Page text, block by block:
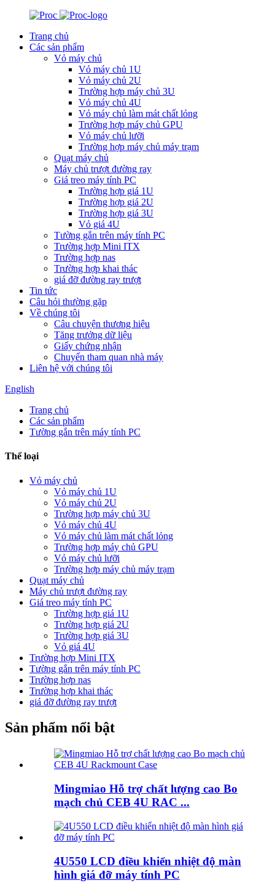
Trang chủ
Các sản phẩm
Vỏ máy chủ
Vỏ máy chủ 1U
Vỏ máy chủ 2U
Trường hợp máy chủ 3U
Vỏ máy chủ 4U
Vỏ máy chủ làm mát chất lỏng
Trường hợp máy chủ GPU
Vỏ máy chủ lưỡi
Trường hợp máy chủ máy trạm
Quạt máy chủ
Máy chủ trượt đường ray
Giá treo máy tính PC
Trường hợp giá 1U
Trường hợp giá 2U
Trường hợp giá 3U
Vỏ giá 4U
Tường gắn trên máy tính PC
Trường hợp Mini ITX
Trường hợp nas
Trường hợp khai thác
giá đỡ đường ray trượt
Tin tức
Câu hỏi thường gặp
Về chúng tôi
Câu chuyện thương hiệu
Tăng trưởng dữ liệu
Giấy chứng nhận
Chuyến tham quan nhà máy
Liên hệ với chúng tôi
English
Trang chủ
Các sản phẩm
Tường gắn trên máy tính PC
Thể loại
Vỏ máy chủ
Vỏ máy chủ 1U
Vỏ máy chủ 2U
Trường hợp máy chủ 3U
Vỏ máy chủ 4U
Vỏ máy chủ làm mát chất lỏng
Trường hợp máy chủ GPU
Vỏ máy chủ lưỡi
Trường hợp máy chủ máy trạm
Quạt máy chủ
Máy chủ trượt đường ray
Giá treo máy tính PC
Trường hợp giá 1U
Trường hợp giá 2U
Trường hợp giá 3U
Vỏ giá 4U
Trường hợp Mini ITX
Tường gắn trên máy tính PC
Trường hợp nas
Trường hợp khai thác
giá đỡ đường ray trượt
Sản phẩm nổi bật
Mingmiao Hỗ trợ chất lượng cao Bo
mạch chủ CEB 4U RAC ...
4U550 LCD điều khiển nhiệt độ màn
hình giá đỡ máy tính PC